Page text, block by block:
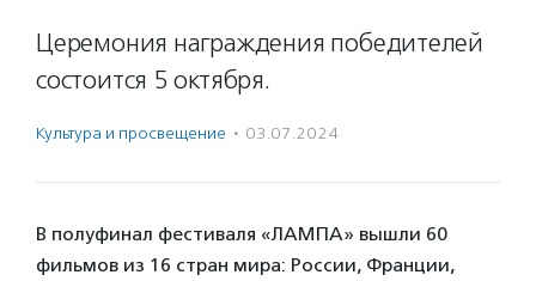
Церемония награждения победителей
состоится 5 октября.
Культура и просвещение · 03.07.2024
В полуфинал фестиваля «ЛАМПА» вышли 60
фильмов из 16 стран мира: России, Франции,